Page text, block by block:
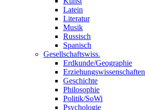
Latein
Literatur
Musik
Russisch
Spanisch
Gesellschaftswiss.
Erdkunde/Geographie
Erziehungswissenschaften
Geschichte
Philosophie
Politik/SoWi
Psychologie